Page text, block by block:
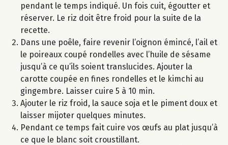
pendant le temps indiqué. Un fois cuit, égoutter et
réserver. Le riz doit être froid pour la suite de la
recette.
Dans une poêle, faire revenir l’oignon émincé, l’ail et
le poireaux coupé rondelles avec l’huile de sésame
jusqu’à ce qu’ils soient translucides. Ajouter la
carotte coupée en fines rondelles et le kimchi au
gingembre. Laisser cuire 5 à 10 min.
Ajouter le riz froid, la sauce soja et le piment doux et
laisser mijoter quelques minutes.
Pendant ce temps fait cuire vos œufs au plat jusqu’à
ce que le blanc soit croustillant.